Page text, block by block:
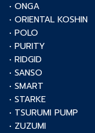
• ONGA
• ORIENTAL KOSHIN
• POLO
• PURITY
• RIDGID
• SANSO
• SMART
• STARKE
• TSURUMI PUMP
• ZUZUMI